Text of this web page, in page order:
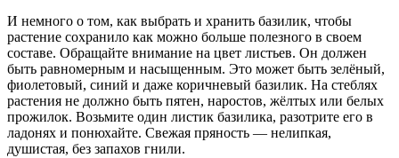
И немного о том, как выбрать и хранить базилик, чтобы
растение сохранило как можно больше полезного в своем
составе. Обращайте внимание на цвет листьев. Он должен
быть равномерным и насыщенным. Это может быть зелёный,
фиолетовый, синий и даже коричневый базилик. На стеблях
растения не должно быть пятен, наростов, жёлтых или белых
прожилок. Возьмите один листик базилика, разотрите его в
ладонях и понюхайте. Свежая пряность — нелипкая,
душистая, без запахов гнили.